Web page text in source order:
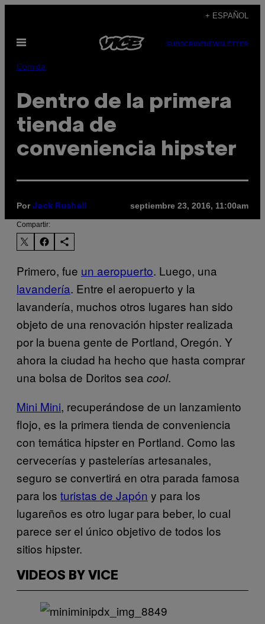
contenido
+ ESPAÑOL
Abrir
SUBSCRIBENEWSLETTER
Comida
Dentro de la primera
tienda de
conveniencia hipster
Por Jack Rushall septiembre 23, 2016, 11:00am
Compartir:
Primero, fue un aeropuerto. Luego, una
lavandería. Entre el aeropuerto y la
lavandería, muchos otros lugares han sido
objeto de una renovación hipster realizada
por la buena gente de Portland, Oregón. Y
ahora la ciudad ha hecho que hasta comprar
una bolsa de Doritos sea cool.
Mini Mini, recuperándose de un lanzamiento
flojo, es la primera tienda de conveniencia
con temática hipster en Portland. Como las
cervecerías y pastelerías artesanales,
seguro se convertirá en otra parada famosa
para los turistas de Japón y para los
lugareños es otro lugar para beber, lo cual
parece ser el único objetivo de todos los
sitios hipster.
VIDEOS BY VICE